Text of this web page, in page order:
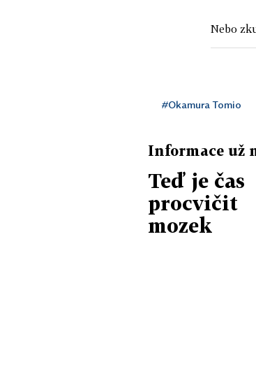
Nebo
#Okamura Tomio
Informace už
Teď je čas
procvičit
mozek